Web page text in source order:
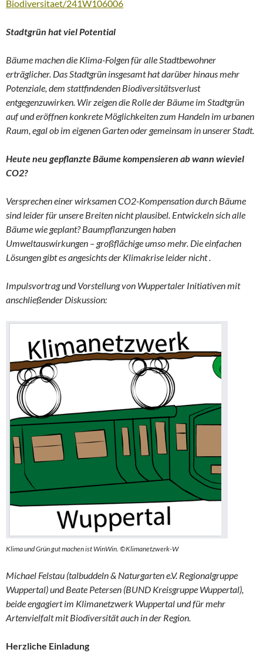
Biodiversitaet/241W106006
Stadtgrün hat viel Potential
Bäume machen die Klima-Folgen für alle Stadtbewohner
erträglicher. Das Stadtgrün insgesamt hat darüber hinaus mehr
Potenziale, dem stattfindenden Biodiversitätsverlust
entgegenzuwirken. Wir zeigen die Rolle der Bäume im Stadtgrün
auf und eröffnen konkrete Möglichkeiten zum Handeln im urbanen
Raum, egal ob im eigenen Garten oder gemeinsam in unserer Stadt.
Heute neu gepflanzte Bäume kompensieren ab wann wieviel
CO2?
Versprechen einer wirksamen CO2-Kompensation durch Bäume
sind leider für unsere Breiten nicht plausibel. Entwickeln sich alle
Bäume wie geplant? Baumpflanzungen haben
Umweltauswirkungen – großflächige umso mehr. Die einfachen
Lösungen gibt es angesichts der Klimakrise leider nicht .
Impulsvortrag und Vorstellung von Wuppertaler Initiativen mit
anschließender Diskussion:
Klima und Grün gut machen ist WinWin. ©Klimanetzwerk-W
Michael Felstau (talbuddeln & Naturgarten e.V. Regionalgruppe
Wuppertal) und Beate Petersen (BUND Kreisgruppe Wuppertal),
beide engagiert im Klimanetzwerk Wuppertal und für mehr
Artenvielfalt mit Biodiversität auch in der Region.
Herzliche Einladung